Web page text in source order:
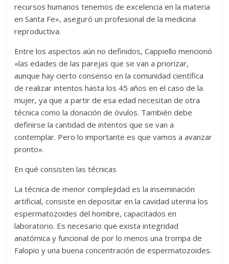
recursos humanos tenemos de excelencia en la materia
en Santa Fe», aseguró un profesional de la medicina
reproductiva.
Entre los aspectos aún no definidos, Cappiello mencionó
«las edades de las parejas que se van a priorizar,
aunque hay cierto consenso en la comunidad científica
de realizar intentos hasta los 45 años en el caso de la
mujer, ya que a partir de esa edad necesitan de otra
técnica como la donación de óvulos. También debe
definirse la cantidad de intentos que se van a
contemplar. Pero lo importante es que vamos a avanzar
pronto».
En qué consisten las técnicas
La técnica de menor complejidad es la inseminación
artificial, consiste en depositar en la cavidad uterina los
espermatozoides del hombre, capacitados en
laboratorio. Es necesario que exista integridad
anatómica y funcional de por lo menos una trompa de
Falopio y una buena concentración de espermatozoides.